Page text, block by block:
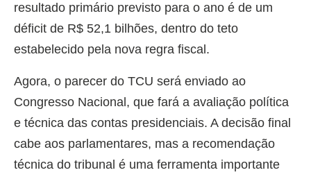
resultado primário previsto para o ano é de um
déficit de R$ 52,1 bilhões, dentro do teto
estabelecido pela nova regra fiscal.
Agora, o parecer do TCU será enviado ao
Congresso Nacional, que fará a avaliação política
e técnica das contas presidenciais. A decisão final
cabe aos parlamentares, mas a recomendação
técnica do tribunal é uma ferramenta importante